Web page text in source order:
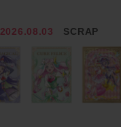
2026.08.03 SCRAP